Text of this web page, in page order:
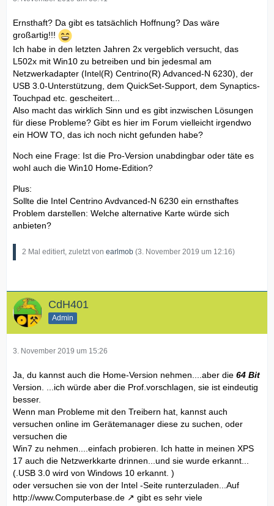
Ernsthaft? Da gibt es tatsächlich Hoffnung? Das wäre
großartig!!!
Ich habe in den letzten Jahren 2x vergeblich versucht, das
L502x mit Win10 zu betreiben und bin jedesmal am
Netzwerkadapter (Intel(R) Centrino(R) Advanced-N 6230), der
USB 3.0-Unterstützung, dem QuickSet-Support, dem Synaptics-
Touchpad etc. gescheitert...
Also macht das wirklich Sinn und es gibt inzwischen Lösungen
für diese Probleme? Gibt es hier im Forum vielleicht irgendwo
ein HOW TO, das ich noch nicht gefunden habe?
Noch eine Frage: Ist die Pro-Version unabdingbar oder täte es
wohl auch die Win10 Home-Edition?
Plus:
Sollte die Intel Centrino Avdvanced-N 6230 ein ernsthaftes
Problem darstellen: Welche alternative Karte würde sich
anbieten?
2 Mal editiert, zuletzt von earlmob (3. November 2019 um 12:16)
CdH401
Admin
3. November 2019 um 15:26
Ja, du kannst auch die Home-Version nehmen....aber die 64 Bit
Version. ...ich würde aber die Prof.vorschlagen, sie ist eindeutig
besser.
Wenn man Probleme mit den Treibern hat, kannst auch
versuchen online im Gerätemanager diese zu suchen, oder
versuchen die
Win7 zu nehmen....einfach probieren. Ich hatte in meinen XPS
17 auch die Netzwerkkarte drinnen...und sie wurde erkannt...
(.USB 3.0 wird von Windows 10 erkannt. )
oder versuchen sie von der Intel -Seite runterzuladen...Auf
http://www.Computerbase.de
gibt es sehr viele